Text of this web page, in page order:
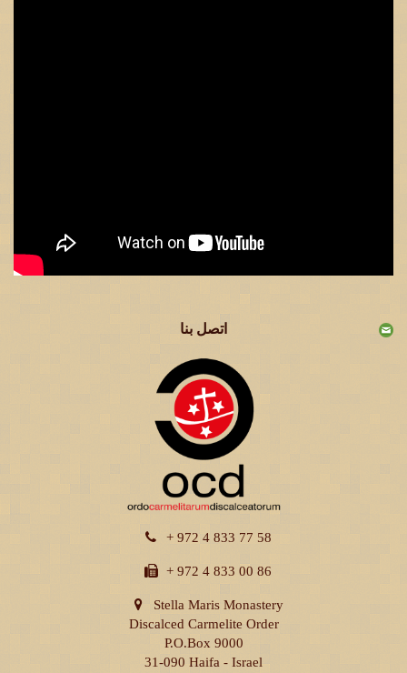
اتصل بنا
+ 972 4 833 77 58
+ 972 4 833 00 86
Stella Maris Monastery
Discalced Carmelite Order
P.O.Box 9000
31-090 Haifa - Israel